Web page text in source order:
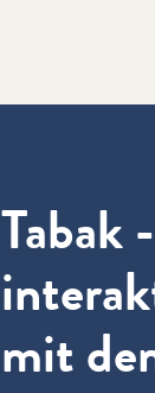
Tabak
mit